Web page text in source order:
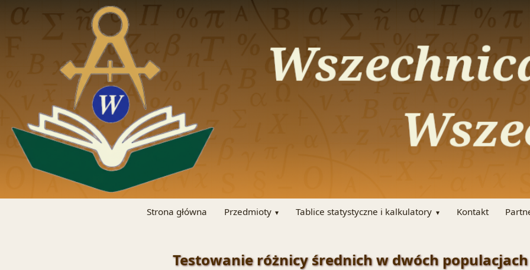
Strona główna Przedmioty Tablice statystyczne i kalkulatory Kontakt
Testowanie różnicy średnich w dwóch